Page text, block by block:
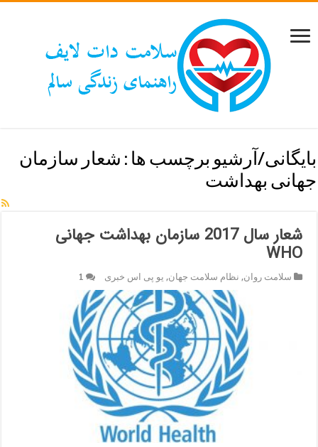
بایگانی/آرشیو برچسب ها : شعار سازمان
جهانی بهداشت
شعار سال 2017 سازمان بهداشت جهانی
WHO
سلامت روان, نظام سلامت جهان, یو پی اس خبری 1